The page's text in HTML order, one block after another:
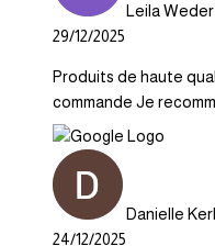
Leila Weder
29/12/2025
Produits de haute
commande Je
Danielle
24/12/2025